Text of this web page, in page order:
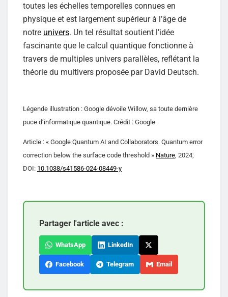
toutes les échelles temporelles connues en
physique et est largement supérieur à l’âge de
notre univers. Un tel résultat soutient l’idée
fascinante que le calcul quantique fonctionne à
travers de multiples univers parallèles, reflétant la
théorie du multivers proposée par David Deutsch.
Légende illustration : Google dévoile Willow, sa toute dernière
puce d’informatique quantique. Crédit : Google
Article : « Google Quantum AI and Collaborators. Quantum error
correction below the surface code threshold » Nature , 2024;
DOI: 10.1038/s41586-024-08449-y
Partager l'article avec :
WhatsApp LinkedIn
Facebook Telegram Email